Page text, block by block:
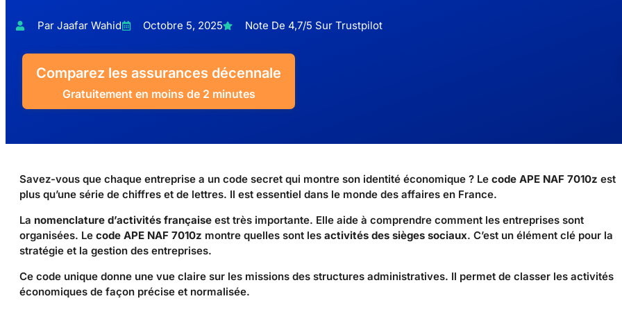
Par Jaafar Wahid Octobre 5, 2025 Note De 4,7/5 Sur Trustpilot
Comparez les assurances décennale
Gratuitement en moins de 2 minutes
Savez-vous que chaque entreprise a un code secret qui montre son identité économique ? Le code APE NAF 7010z est
plus qu’une série de chiffres et de lettres. Il est essentiel dans le monde des affaires en France.
La nomenclature d’activités française est très importante. Elle aide à comprendre comment les entreprises sont
organisées. Le code APE NAF 7010z montre quelles sont les activités des sièges sociaux. C’est un élément clé pour la
stratégie et la gestion des entreprises.
Ce code unique donne une vue claire sur les missions des structures administratives. Il permet de classer les activités
économiques de façon précise et normalisée.